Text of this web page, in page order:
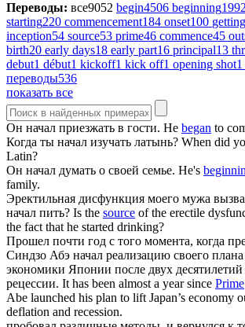
Переводы: все9052 begin4506 beginning
starting220 commencement184 onset100
inception54 source53 prime46 commence45
birth20 early days18 early part16 principal13
debut1 début1 kickoff1 kick off1 opening shot1
переводы536
показать все
Он начал приезжать в гости. He began to
Когда ты начал изучать латынь? When did
Latin?
Он начал думать о своей семье. He's
family.
Эректильная дисфункция моего мужа
начал пить? Is the source of the erectile
the fact that he started drinking?
Прошел почти год с того момента, когда
Синдзо Абэ начал реализацию своего
экономики Японии после двух
рецессии. It has been almost a year since Prime
Abe launched his plan to lift Japan’s economy
deflation and recession.